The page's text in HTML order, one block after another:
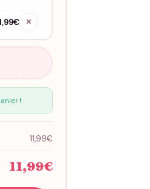
✕
!
11,99€
11,99€